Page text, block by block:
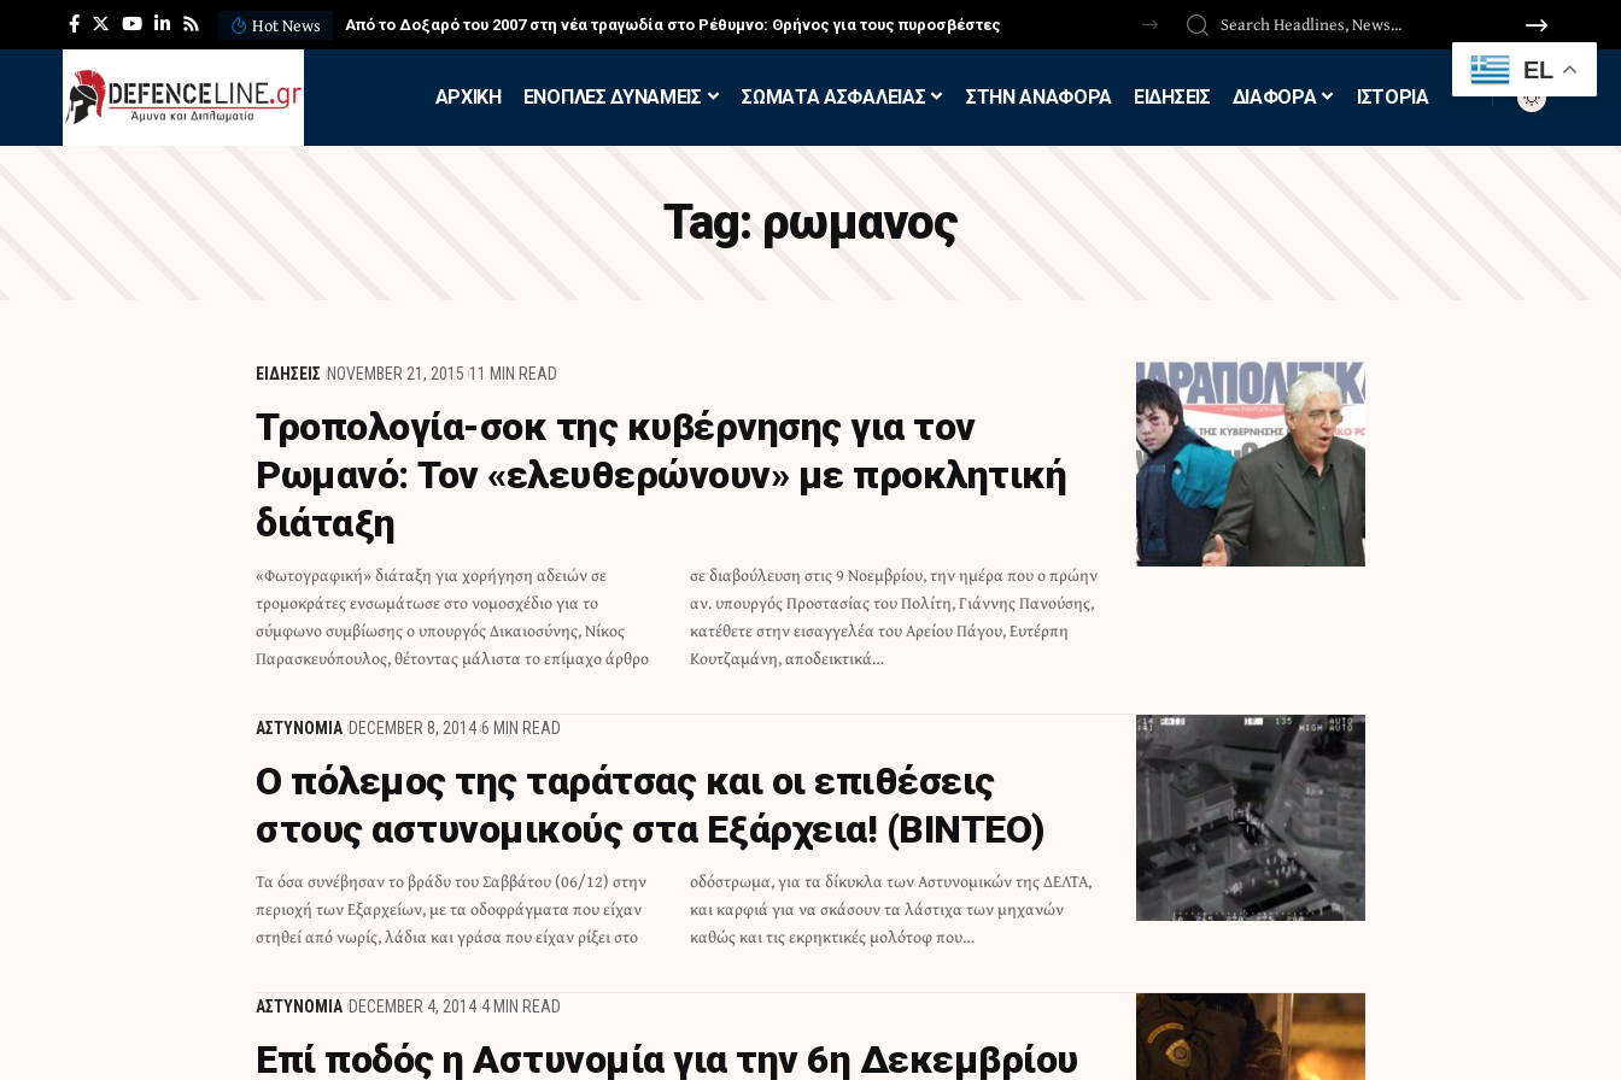
Hot News Από το Δοξαρό του 2007 στη νέα τραγωδία στο Ρέθυμνο: Θρήνος για τους πυροσβέστες
APXIKH ΕΝΟΠΛΕΣ ΔΥΝΑΜΕΙΣ ΣΩΜΑΤΑ ΑΣΦΑΛΕΙΑΣ ΣΤΗΝ ΑΝΑΦΟΡΑ ΕΙΔΗΣΕΙΣ ΔΙΑΦΟΡΑ ΙΣΤΟΡΙΑ
Tag: ρωμανος
ΕΙΔΗΣΕΙΣ NOVEMBER 21, 2015 11 MIN READ
Τροπολογία-σοκ της κυβέρνησης για τον
Ρωμανό: Τον «ελευθερώνουν» με προκλητική
διάταξη
«Φωτογραφική» διάταξη για χορήγηση αδειών σε
τρομοκράτες ενσωμάτωσε στο νομοσχέδιο για το
σύμφωνο συμβίωσης ο υπουργός Δικαιοσύνης, Νίκος
Παρασκευόπουλος, θέτοντας μάλιστα το επίμαχο άρθρο
σε διαβούλευση στις 9 Νοεμβρίου, την ημέρα που ο πρώην
αν. υπουργός Προστασίας του Πολίτη, Γιάννης Πανούσης,
κατέθετε στην εισαγγελέα του Αρείου Πάγου, Ευτέρπη
Κουτζαμάνη, αποδεικτικά…
ΑΣΤΥΝΟΜΙΑ DECEMBER 8, 2014 6 MIN READ
Ο πόλεμος της ταράτσας και οι επιθέσεις
στους αστυνομικούς στα Εξάρχεια! (ΒΙΝΤΕΟ)
Τα όσα συνέβησαν το βράδυ του Σαββάτου (06/12) στην
περιοχή των Εξαρχείων, με τα οδοφράγματα που είχαν
στηθεί από νωρίς, λάδια και γράσα που είχαν ρίξει στο
οδόστρωμα, για τα δίκυκλα των Αστυνομικών της ΔΕΛΤΑ,
και καρφιά για να σκάσουν τα λάστιχα των μηχανών
καθώς και τις εκρηκτικές μολότοφ που…
ΑΣΤΥΝΟΜΙΑ DECEMBER 4, 2014 4 MIN READ
Επί ποδός η Αστυνομία για την 6η Δεκεμβρίου
EL